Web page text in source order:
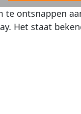
ontsnappen
Het staat